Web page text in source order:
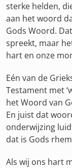
sterke helden,
aan het woord
Gods Woord.
spreekt, maar
hart en onze
Eén van de
Testament met
het Woord van
En juist dat
onderwijzing
dat is Gods
Als wij ons hart